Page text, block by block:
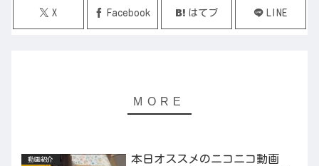
X Facebook はてブ LINE
動画紹介
本日オススメのニコニコ動画